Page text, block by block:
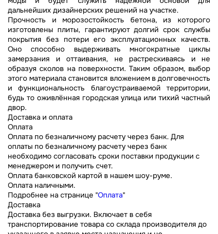
дальнейших дизайнерских решений на участке.
Прочность и морозостойкость бетона, из которого
изготовлены плиты, гарантируют долгий срок службы
покрытия без потери его эксплуатационных качеств.
Оно способно выдерживать многократные циклы
замерзания и оттаивания, не растрескиваясь и не
образуя сколов на поверхности. Таким образом, выбор
этого материала становится вложением в долговечность
и функциональность благоустраиваемой территории,
будь то оживлённая городская улица или тихий частный
двор.
Доставка и оплата
Оплата
Оплата по безналичному расчету через банк. Для
оплаты по безналичному расчету через банк
необходимо согласовать сроки поставки продукции с
менеджером и получить счет.
Оплата банковской картой в нашем шоу-руме.
Оплата наличными.
Подробнее на странице "Оплата"
Доставка
Доставка без выгрузки. Включает в себя
транспортирование товара со склада производителя до